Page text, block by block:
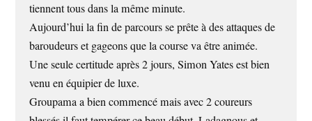
tiennent tous dans la même minute.
Aujourd’hui la fin de parcours se prête à des attaques de
baroudeurs et gageons que la course va être animée.
Une seule certitude après 2 jours, Simon Yates est bien
venu en équipier de luxe.
Groupama a bien commencé mais avec 2 coureurs